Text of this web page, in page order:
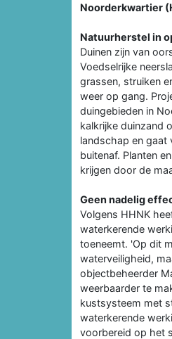
Noorderkwartier
Natuurherstel in
Duinen zijn van
Voedselrijke
grassen, struiken
weer op gang.
duingebieden in
kalkrijke duinzand
landschap en gaat
buitenaf. Planten
krijgen door de
Geen nadelig
Volgens HHNK
waterkerende
toeneemt. 'Op dit
waterveiligheid,
objectbeheerder
weerbaarder te
kustsysteem met
waterkerende
voorbereid op het